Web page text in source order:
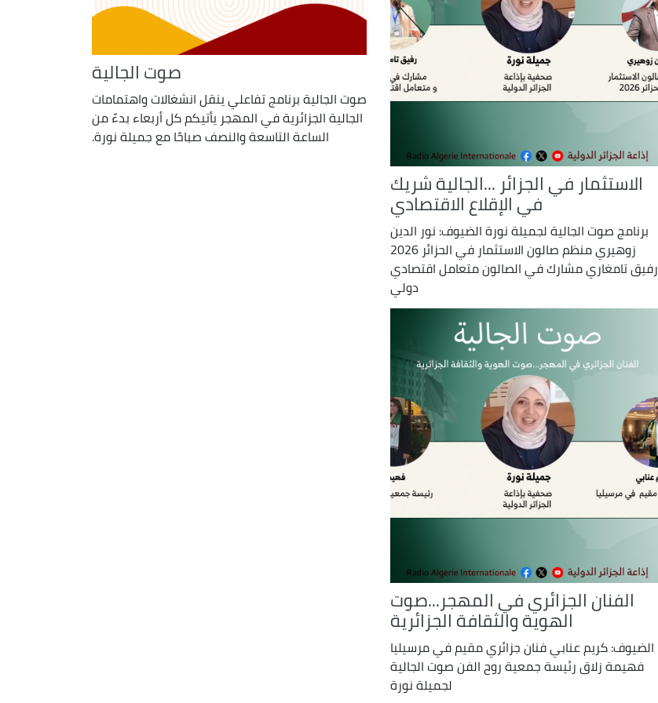
الاستثمار في الجزائر ...الجالية شريك
في الإقلاع الاقتصادي
برنامج صوت الجالية لجميلة نورة الضيوف: نور الدين
زوهيري منظم صالون الاستثمار في الحزائر 2026
رفيق تامغاري مشارك في الصالون متعامل اقتصادي
دولي
الفنان الجزائري في المهجر...صوت
الهوية والثقافة الجزائرية
الضيوف: كريم عنابي فنان جزائري مقيم في مرسيليا
فهيمة زلاق رئيسة جمعية روح الفن صوت الجالية
لجميلة نورة
صوت الجالية
صوت الجالية برنامج تفاعلي ينقل انشغالات واهتمامات
الجالية الجزائرية في المهجر يأتيكم كل أربعاء بدءً من
الساعة التاسعة والنصف صباحًا مع جميلة نورة.